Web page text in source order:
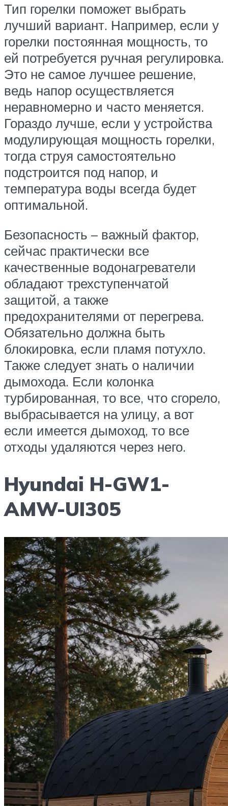
Тип горелки поможет выбрать
лучший вариант. Например, если у
горелки постоянная мощность, то
ей потребуется ручная регулировка.
Это не самое лучшее решение,
ведь напор осуществляется
неравномерно и часто меняется.
Гораздо лучше, если у устройства
модулирующая мощность горелки,
тогда струя самостоятельно
подстроится под напор, и
температура воды всегда будет
оптимальной.
Безопасность – важный фактор,
сейчас практически все
качественные водонагреватели
обладают трехступенчатой
защитой, а также
предохранителями от перегрева.
Обязательно должна быть
блокировка, если пламя потухло.
Также следует знать о наличии
дымохода. Если колонка
турбированная, то все, что сгорело,
выбрасывается на улицу, а вот
если имеется дымоход, то все
отходы удаляются через него.
Hyundai H-GW1-
AMW-UI305